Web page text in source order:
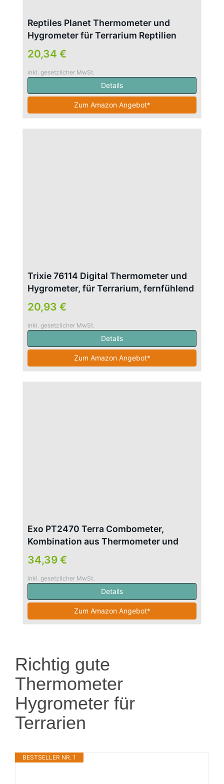
Reptiles Planet Thermometer und
Hygrometer für Terrarium Reptilien
20,34 €
inkl. gesetzlicher MwSt.
Details
Zum Amazon Angebot*
Trixie 76114 Digital Thermometer und
Hygrometer, für Terrarium, fernfühlend
20,93 €
inkl. gesetzlicher MwSt.
Details
Zum Amazon Angebot*
Exo PT2470 Terra Combometer,
Kombination aus Thermometer und
Hygrometer, digital, mit Fernsensor
34,39 €
inkl. gesetzlicher MwSt.
Details
Zum Amazon Angebot*
Richtig gute
Thermometer
Hygrometer für
Terrarien
BESTSELLER NR. 1